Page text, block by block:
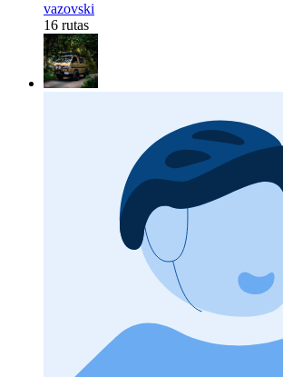
vazovski
16 rutas